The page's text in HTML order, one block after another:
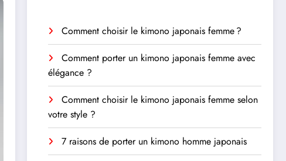
Comment choisir le kimono japonais femme ?
Comment porter un kimono japonais femme avec
élégance ?
Comment choisir le kimono japonais femme selon
votre style ?
7 raisons de porter un kimono homme japonais